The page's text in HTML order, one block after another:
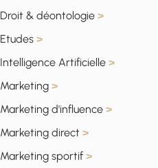
Droit & déontologie >
Etudes >
Intelligence Artificielle >
Marketing >
Marketing d'influence >
Marketing direct >
Marketing sportif >